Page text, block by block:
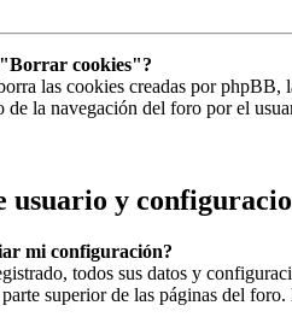
cookies"?
las cookies creadas por phpBB,
de la navegación del foro por el
usuario y
mi configuración?
todos sus datos y
superior de las páginas del